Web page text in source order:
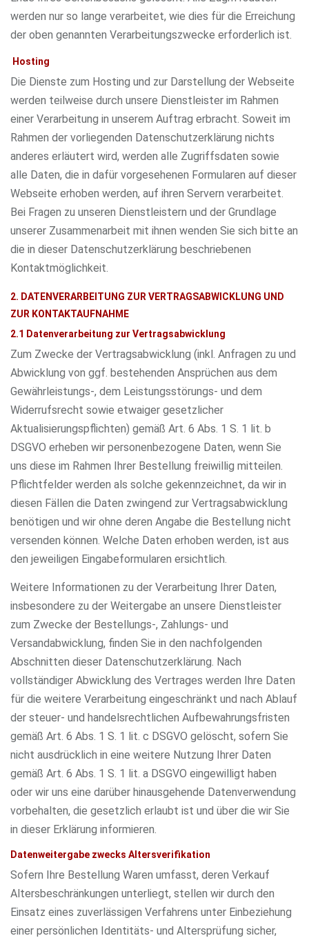
werden nur so lange verarbeitet, wie dies für die Erreichung
der oben genannten Verarbeitungszwecke erforderlich ist.
Hosting
Die Dienste zum Hosting und zur Darstellung der Webseite
werden teilweise durch unsere Dienstleister im Rahmen
einer Verarbeitung in unserem Auftrag erbracht. Soweit im
Rahmen der vorliegenden Datenschutzerklärung nichts
anderes erläutert wird, werden alle Zugriffsdaten sowie
alle Daten, die in dafür vorgesehenen Formularen auf dieser
Webseite erhoben werden, auf ihren Servern verarbeitet.
Bei Fragen zu unseren Dienstleistern und der Grundlage
unserer Zusammenarbeit mit ihnen wenden Sie sich bitte an
die in dieser Datenschutzerklärung beschriebenen
Kontaktmöglichkeit.
2. DATENVERARBEITUNG ZUR VERTRAGSABWICKLUNG UND
ZUR KONTAKTAUFNAHME
2.1 Datenverarbeitung zur Vertragsabwicklung
Zum Zwecke der Vertragsabwicklung (inkl. Anfragen zu und
Abwicklung von ggf. bestehenden Ansprüchen aus dem
Gewährleistungs-, dem Leistungsstörungs- und dem
Widerrufsrecht sowie etwaiger gesetzlicher
Aktualisierungspflichten) gemäß Art. 6 Abs. 1 S. 1 lit. b
DSGVO erheben wir personenbezogene Daten, wenn Sie
uns diese im Rahmen Ihrer Bestellung freiwillig mitteilen.
Pflichtfelder werden als solche gekennzeichnet, da wir in
diesen Fällen die Daten zwingend zur Vertragsabwicklung
benötigen und wir ohne deren Angabe die Bestellung nicht
versenden können. Welche Daten erhoben werden, ist aus
den jeweiligen Eingabeformularen ersichtlich.
Weitere Informationen zu der Verarbeitung Ihrer Daten,
insbesondere zu der Weitergabe an unsere Dienstleister
zum Zwecke der Bestellungs-, Zahlungs- und
Versandabwicklung, finden Sie in den nachfolgenden
Abschnitten dieser Datenschutzerklärung. Nach
vollständiger Abwicklung des Vertrages werden Ihre Daten
für die weitere Verarbeitung eingeschränkt und nach Ablauf
der steuer- und handelsrechtlichen Aufbewahrungsfristen
gemäß Art. 6 Abs. 1 S. 1 lit. c DSGVO gelöscht, sofern Sie
nicht ausdrücklich in eine weitere Nutzung Ihrer Daten
gemäß Art. 6 Abs. 1 S. 1 lit. a DSGVO eingewilligt haben
oder wir uns eine darüber hinausgehende Datenverwendung
vorbehalten, die gesetzlich erlaubt ist und über die wir Sie
in dieser Erklärung informieren.
Datenweitergabe zwecks Altersverifikation
Sofern Ihre Bestellung Waren umfasst, deren Verkauf
Altersbeschränkungen unterliegt, stellen wir durch den
Einsatz eines zuverlässigen Verfahrens unter Einbeziehung
einer persönlichen Identitäts- und Altersprüfung sicher,